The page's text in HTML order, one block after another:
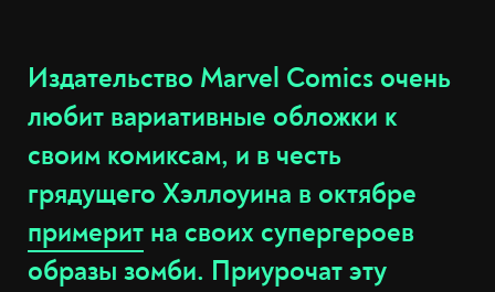
Издательство Marvel Comics очень
любит вариативные обложки к
своим комиксам, и в честь
грядущего Хэллоуина в октябре
примерит на своих супергероев
образы зомби. Приурочат эту